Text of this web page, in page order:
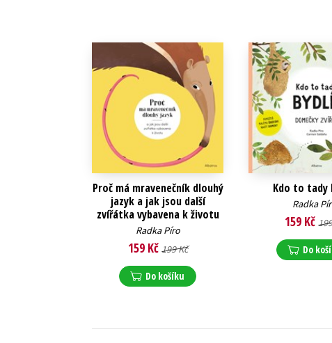
Proč má mravenečník dlouhý
jazyk a jak jsou další
zvířátka vybavena k životu
Radka Píro
159 Kč 199 Kč
Do košíku
Kdo to tady
Radka
159 Kč
Do